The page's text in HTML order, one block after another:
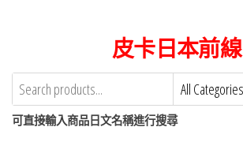
content
皮卡日本前線
可直接輸入商品日文名稱進行搜尋